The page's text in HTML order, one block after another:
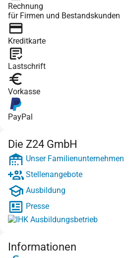
Rechnung
für Firmen und Bestandskunden
Kreditkarte
Lastschrift
Vorkasse
PayPal
Die Z24 GmbH
Unser Familienunternehmen
Stellenangebote
Ausbildung
Presse
Informationen